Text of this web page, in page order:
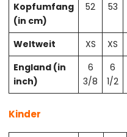
Kopfumfang
(in cm)
52 53
Weltweit XS XS
England (in
inch)
6
3/8
6
1/2
Kinder